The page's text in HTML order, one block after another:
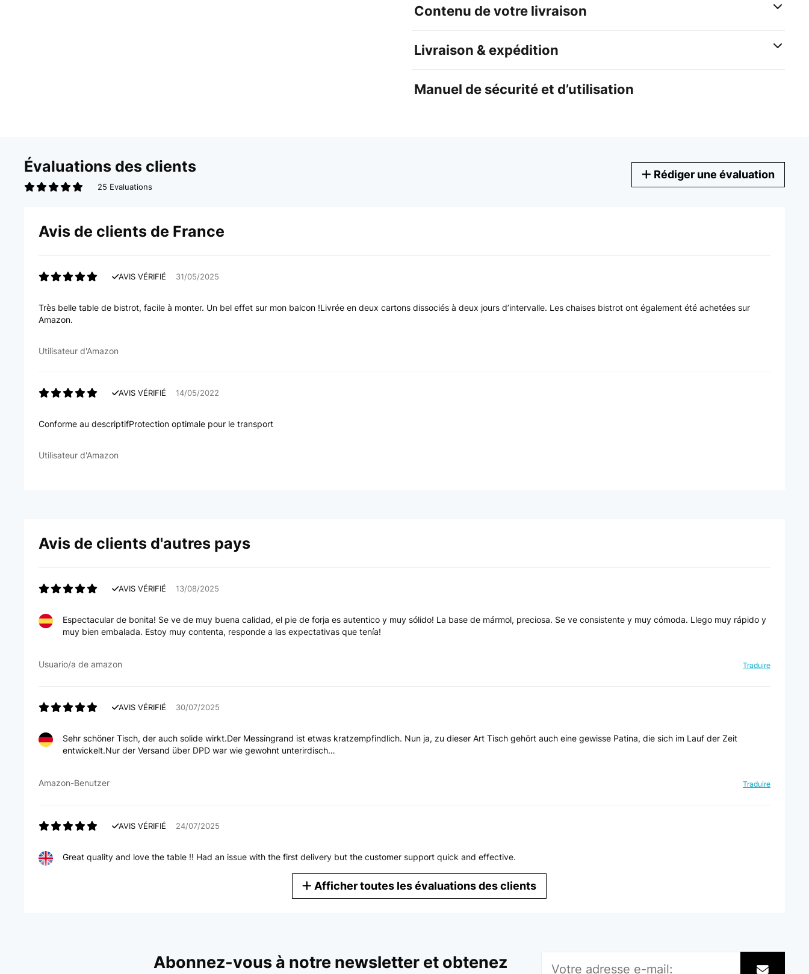
Contenu de votre livraison
Livraison & expédition
Manuel de sécurité et d’utilisation
Évaluations des clients
25 Evaluations
Rédiger une évaluation
Avis de clients de France
AVIS VÉRIFIÉ 31/05/2025
Très belle table de bistrot, facile à monter. Un bel effet sur mon balcon !Livrée en deux cartons dissociés à deux jours d’intervalle. Les chaises bistrot ont également été achetées sur
Amazon.
Utilisateur d'Amazon
AVIS VÉRIFIÉ 14/05/2022
Conforme au descriptifProtection optimale pour le transport
Utilisateur d'Amazon
Avis de clients d'autres pays
AVIS VÉRIFIÉ 13/08/2025
Espectacular de bonita! Se ve de muy buena calidad, el pie de forja es autentico y muy sólido! La base de mármol, preciosa. Se ve consistente y muy cómoda. Llego muy rápido y
muy bien embalada. Estoy muy contenta, responde a las expectativas que tenía!
Usuario/a de amazon Traduire
AVIS VÉRIFIÉ 30/07/2025
Sehr schöner Tisch, der auch solide wirkt.Der Messingrand ist etwas kratzempfindlich. Nun ja, zu dieser Art Tisch gehört auch eine gewisse Patina, die sich im Lauf der Zeit
entwickelt.Nur der Versand über DPD war wie gewohnt unterirdisch…
Amazon-Benutzer Traduire
AVIS VÉRIFIÉ 24/07/2025
Great quality and love the table !! Had an issue with the first delivery but the customer support quick and effective.
Excellent table. Heavy quality, lovely marble top. Really simple...2minutes, to put together. The pillar and feet come in black, ...so we simply painted it to our preferred colour. Well
Afficher toutes les évaluations des clients
Abonnez-vous à notre newsletter et obtenez